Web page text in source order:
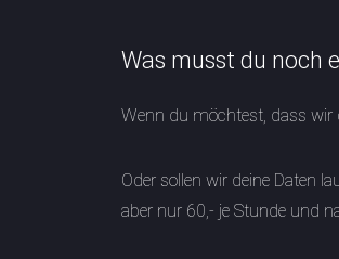
Was musst du noch
Wenn du möchtest, dass wir
Oder sollen wir deine Daten
aber nur 60,- je Stunde und